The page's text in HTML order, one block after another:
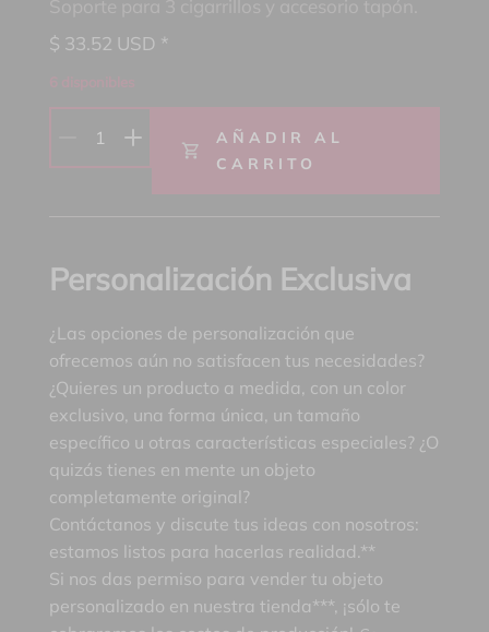
$ 33.52 USD *
1
AÑADIR AL
CARRITO
Personalización Exclusiva
¿Las opciones de personalización que
ofrecemos aún no satisfacen tus necesidades?
¿Quieres un producto a medida, con un color
exclusivo, una forma única, un tamaño
específico u otras características especiales? ¿O
quizás tienes en mente un objeto
completamente original?
Contáctanos y discute tus ideas con nosotros:
estamos listos para hacerlas realidad.**
Si nos das permiso para vender tu objeto
personalizado en nuestra tienda***, ¡sólo te